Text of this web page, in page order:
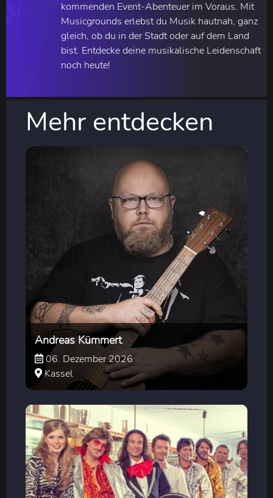
kommenden Event-Abenteuer im Voraus. Mit
Musicgrounds erlebst du Musik hautnah, ganz
gleich, ob du in der Stadt oder auf dem Land
bist. Entdecke deine musikalische Leidenschaft
noch heute!
Mehr entdecken
Andreas Kümmert
06. Dezember 2026
Kassel